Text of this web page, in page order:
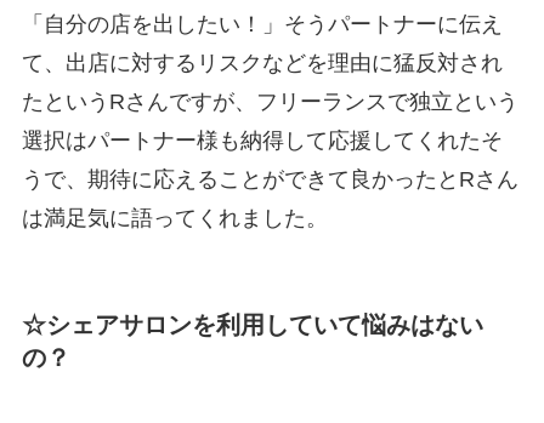
「自分の店を出したい！」そうパートナーに伝え
て、出店に対するリスクなどを理由に猛反対され
たというRさんですが、フリーランスで独立という
選択はパートナー様も納得して応援してくれたそ
うで、期待に応えることができて良かったとRさん
は満足気に語ってくれました。
☆シェアサロンを利用していて悩みはない
の？